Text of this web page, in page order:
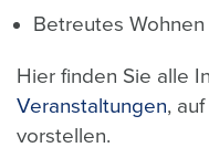
Betreutes Wohnen
Hier finden Sie alle
Veranstaltungen,
vorstellen.